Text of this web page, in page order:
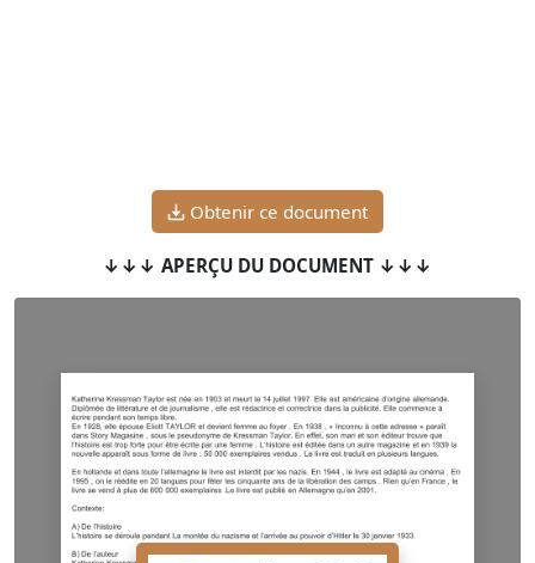
Obtenir ce document
↓↓↓ APERÇU DU DOCUMENT ↓↓↓